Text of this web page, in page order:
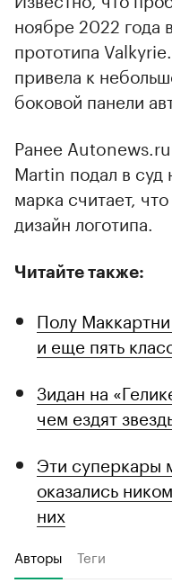
ноябре 2022 года
прототипа
привела к
боковой панели
Ранее Autonews.ru
Martin подал в суд
марка считает,
дизайн логотипа.
Читайте также:
Полу
и еще пять
Зидан на
чем ездят
Эти суперкары
оказались
них
Авторы Теги